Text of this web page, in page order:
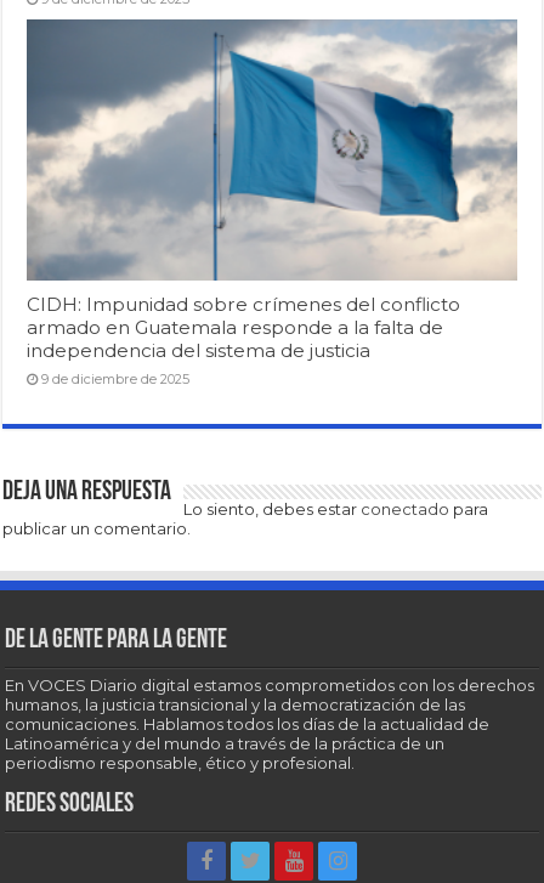
CIDH: Impunidad sobre crímenes del conflicto
armado en Guatemala responde a la falta de
independencia del sistema de justicia
9 de diciembre de 2025
Deja una respuesta
Lo siento, debes estar conectado para
publicar un comentario.
De la gente para la gente
En VOCES Diario digital estamos comprometidos con los derechos
humanos, la justicia transicional y la democratización de las
comunicaciones. Hablamos todos los días de la actualidad de
Latinoamérica y del mundo a través de la práctica de un
periodismo responsable, ético y profesional.
Redes sociales